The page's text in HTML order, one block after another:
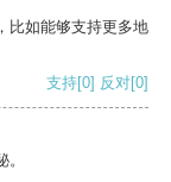
比如能够支持更多地
支持[0] 反对[0]